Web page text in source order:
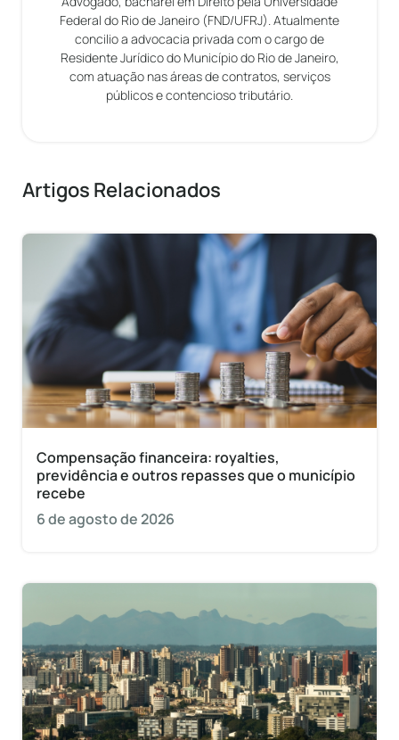
Federal do Rio de Janeiro (FND/UFRJ). Atualmente
concilio a advocacia privada com o cargo de
Residente Jurídico do Município do Rio de Janeiro,
com atuação nas áreas de contratos, serviços
públicos e contencioso tributário.
Artigos Relacionados
Compensação financeira: royalties,
previdência e outros repasses que o município
recebe
6 de agosto de 2026